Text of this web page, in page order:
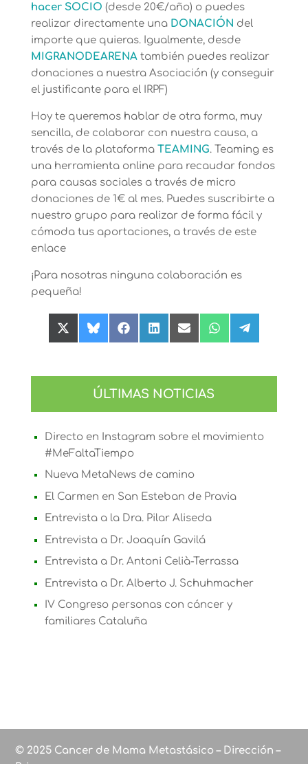
hacer SOCIO (desde 20€/año) o puedes
realizar directamente una DONACIÓN del
importe que quieras. Igualmente, desde
MIGRANODEARENA también puedes realizar
donaciones a nuestra Asociación (y conseguir
el justificante para el IRPF)
Hoy te queremos hablar de otra forma, muy
sencilla, de colaborar con nuestra causa, a
través de la plataforma TEAMING. Teaming es
una herramienta online para recaudar fondos
para causas sociales a través de micro
donaciones de 1€ al mes. Puedes suscribirte a
nuestro grupo para realizar de forma fácil y
cómoda tus aportaciones, a través de este
enlace
¡Para nosotras ninguna colaboración es
pequeña!
Compartir
en
Compartir
en
Compartir
en
Compartir
en
Compartir
en
Compartir
en
Compartir
en
ÚLTIMAS NOTICIAS
Directo en Instagram sobre el movimiento
#MeFaltaTiempo
Nueva MetaNews de camino
El Carmen en San Esteban de Pravia
Entrevista a la Dra. Pilar Aliseda
Entrevista a Dr. Joaquín Gavilá
Entrevista a Dr. Antoni Celià-Terrassa
Entrevista a Dr. Alberto J. Schuhmacher
IV Congreso personas con cáncer y
familiares Cataluña
© 2025 Cancer de Mama Metastásico – Dirección –